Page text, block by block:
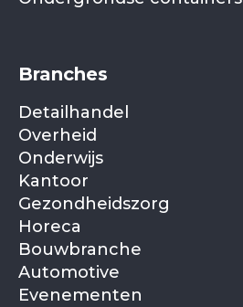
Branches
Detailhandel
Overheid
Onderwijs
Kantoor
Gezondheidszorg
Horeca
Bouwbranche
Automotive
Evenementen